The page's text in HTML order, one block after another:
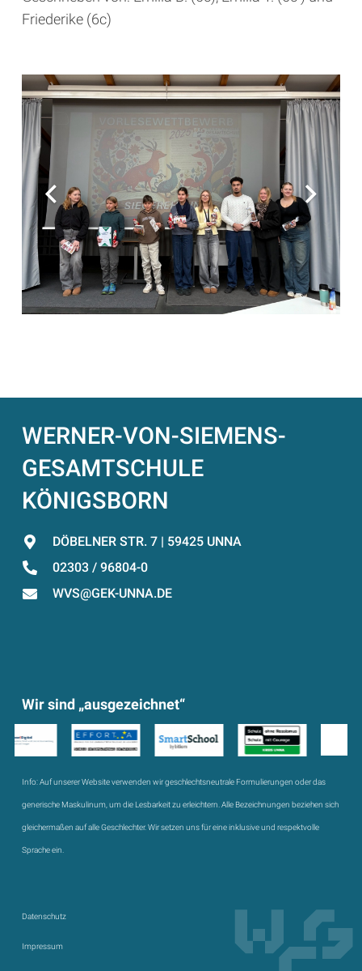
Friederike (6c)
WERNER-VON-SIEMENS-
GESAMTSCHULE
KÖNIGSBORN
DÖBELNER STR. 7 | 59425 UNNA
02303 / 96804-0
WVS@GEK-UNNA.DE
Wir sind „ausgezeichnet“
Info:Auf unserer Website verwenden wir geschlechtsneutrale Formulierungen oder das
generische Maskulinum, um die Lesbarkeit zu erleichtern. Alle Bezeichnungen beziehen sich
gleichermaßen auf alle Geschlechter. Wir setzen uns für eine inklusive und respektvolle
Sprache ein.
Datenschutz
Impressum